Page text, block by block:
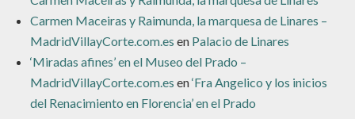
Carmen Maceiras y Raimunda, la marquesa de Linares –
MadridVillayCorte.com.es en Palacio de Linares
‘Miradas afines’ en el Museo del Prado –
MadridVillayCorte.com.es en‘Fra Angelico y los inicios
del Renacimiento en Florencia’ en el Prado